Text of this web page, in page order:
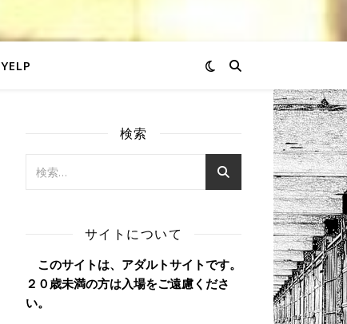
YELP
検索
サイトについて
このサイトは、アダルトサイトです。
２０歳未満の方は入場をご遠慮くださ
い。